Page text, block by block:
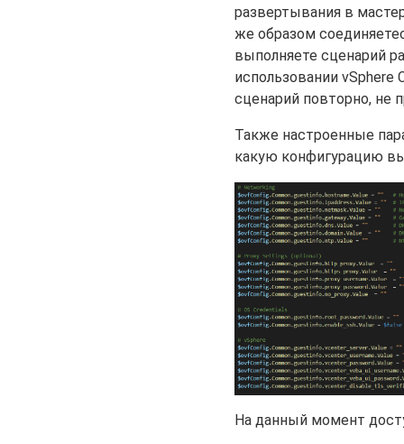
развертывания в
же образом
выполняете сценарий
использовании
сценарий повторно, не
Также настроенные
какую конфигурацию
На данный момент